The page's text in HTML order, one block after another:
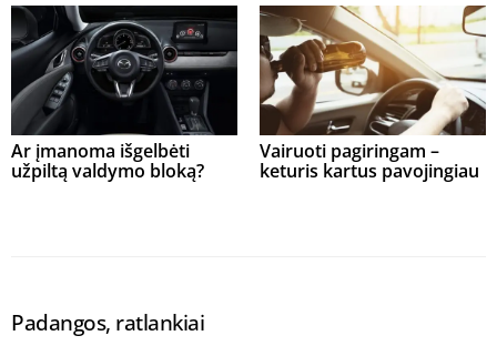
Ar įmanoma išgelbėti
užpiltą valdymo bloką?
Vairuoti pagiringam –
keturis kartus pavojingiau
Padangos, ratlankiai